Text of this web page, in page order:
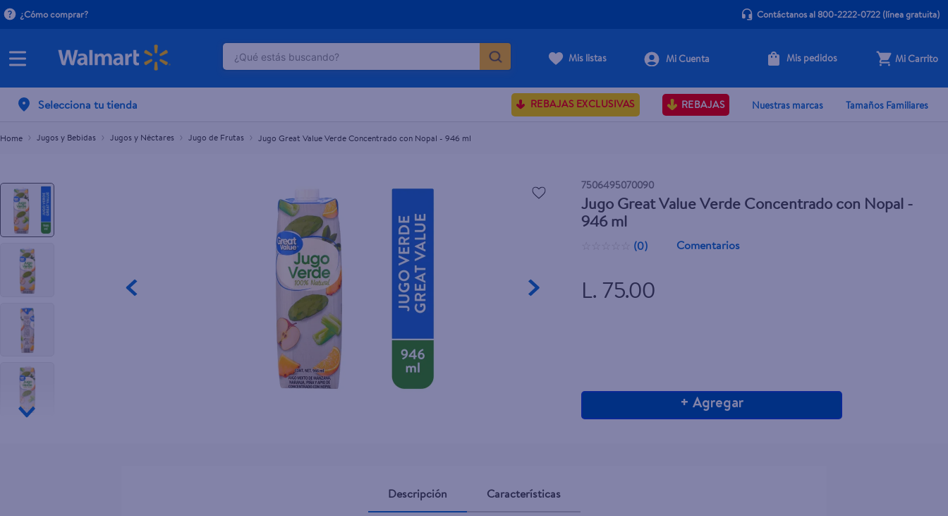
¿Cómo comprar? Contáctanos al 800-2222-0722(línea gratuita)
¿Qué estás buscando?
Mis listas Mis pedidos Mi Carrito
Selecciona tu tienda REBAJAS EXCLUSIVAS REBAJAS Nuestras marcas Tamaños Familiares
Jugos y Bebidas Jugos y Néctares Jugo de Frutas Jugo Great Value Verde Concentrado con Nopal - 946 ml
7506495070090
Jugo Great Value Verde Concentrado con Nopal -
946 ml
(0) Comentarios
L. 75.00
+ Agregar
Jugo Great Value Verde Concentrado con Nopal - 946 ml
L.75.00 + Agregar
Descripción Características
TÉRMINOS MÁS BUSCADOS
2.
herbal essences
gillette venus
serums corporales dove
dove
pañales
aceite
goodyear